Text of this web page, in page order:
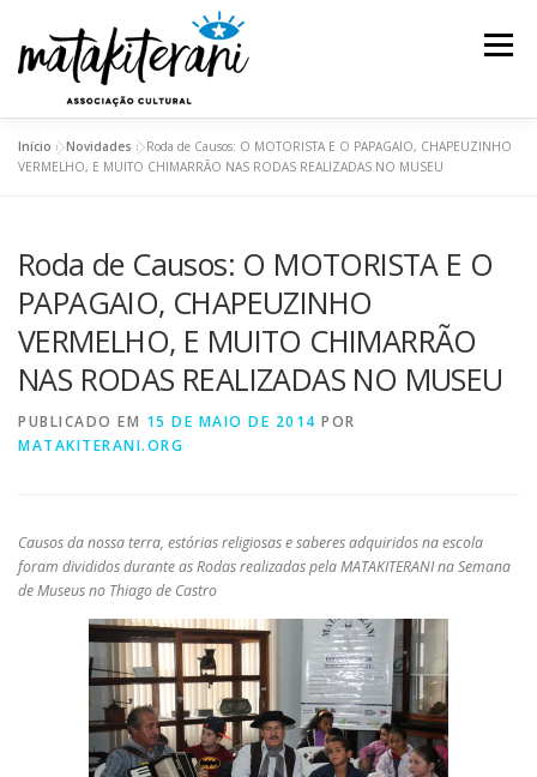
Menu
INSTITUCIONAL AÇÕES E PROJETOS
ESPETÁCULOS REDE DE SABEDORIA
TRANSPARÊNCIA BLOG
Início »Novidades »Roda de Causos: O MOTORISTA E O PAPAGAIO, CHAPEUZINHO
VERMELHO, E MUITO CHIMARRÃO NAS RODAS REALIZADAS NO MUSEU
Roda de Causos: O MOTORISTA E O
PAPAGAIO, CHAPEUZINHO
VERMELHO, E MUITO CHIMARRÃO
NAS RODAS REALIZADAS NO MUSEU
PUBLICADO EM 15 DE MAIO DE 2014 POR
MATAKITERANI.ORG
Causos da nossa terra, estórias religiosas e saberes adquiridos na escola
foram divididos durante as Rodas realizadas pela MATAKITERANI na Semana
de Museus no Thiago de Castro